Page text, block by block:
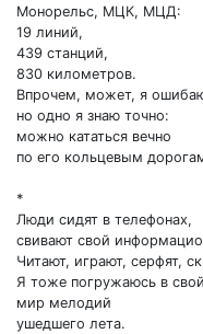
Монорельс, МЦК, МЦД:
19 линий,
439 станций,
830 километров.
Впрочем, может, я
но одно я знаю точно:
можно кататься вечно
по его кольцевым
*
Люди сидят в телефонах,
свивают свой
Читают, играют, серфят,
Я тоже погружаюсь в
мир мелодий
ушедшего лета.